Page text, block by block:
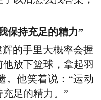
保持充足的精力”
的手里大概率会握
放下篮球，拿起羽
。他笑着说：“运动
足的精力。”